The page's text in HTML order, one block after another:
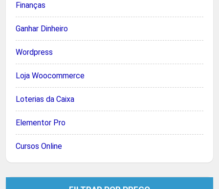
Finanças
Ganhar Dinheiro
Wordpress
Loja Woocommerce
Loterias da Caixa
Elementor Pro
Cursos Online